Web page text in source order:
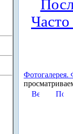
Фотогалерея.